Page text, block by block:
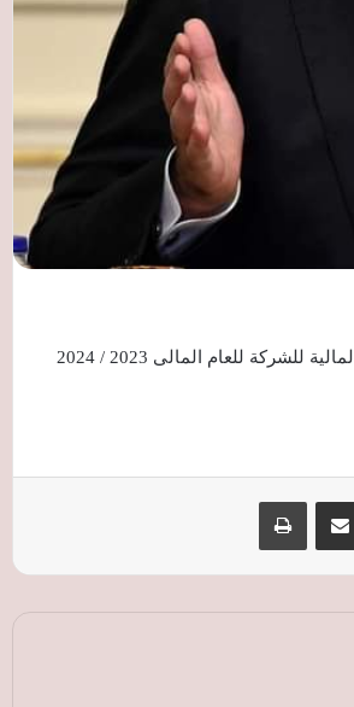
وزير الإسكان يترأس الجمعية العمومية لـ”المقاولون العرب” لاعتماد القوائم المالية للشركة للعام المالى 2023 / 2024
هيئة الطرق والكباري تحدد ضوابط جديدة
لإنشاء المداخل والمخارج على الطرق العامة
وتلوح بإلغاء التراخيص للمخالفين